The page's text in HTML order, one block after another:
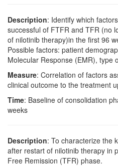
Description: Identify which
successful of FTFR and TFR (no
of nilotinib therapy)in the first 96
Possible factors: patient
Molecular Response (EMR), type
Measure: Correlation of factors
clinical outcome to the treatment
Time: Baseline of consolidation
weeks
Description: To characterize the
after restart of nilotinib therapy in
Free Remission (TFR) phase.